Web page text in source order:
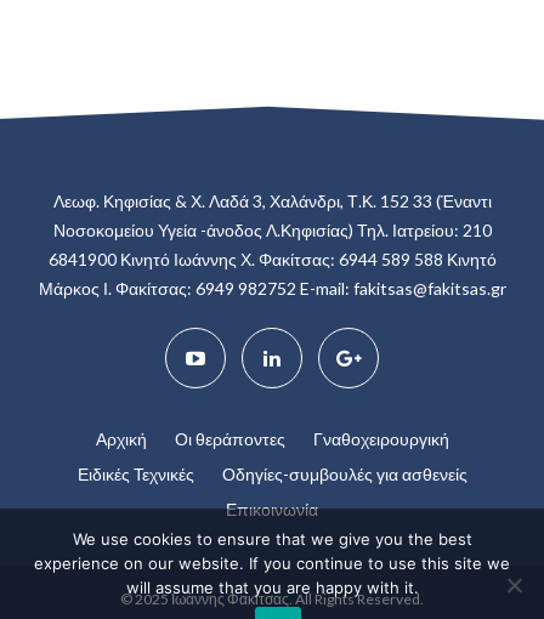
Λεωφ. Κηφισίας & Χ. Λαδά 3, Χαλάνδρι, Τ.Κ. 152 33 (Έναντι
Νοσοκομείου Υγεία -άνοδος Λ.Κηφισίας) Τηλ. Ιατρείου: 210
6841900Κινητό Ιωάννης Χ. Φακίτσας: 6944 589 588 Κινητό
Μάρκος Ι. Φακίτσας: 6949 982752 E-mail: fakitsas@fakitsas.gr
Αρχική Οι θεράποντες
Γναθοχειρουργική
Ειδικές Τεχνικές
Οδηγίες-συμβουλές για ασθενείς
Επικοινωνία
© 2025 Ιωάννης Φακίτσας. All Rights Reserved.
We use cookies to ensure that we give you the best
experience on our website. If you continue to use this site we
will assume that you are happy with it.